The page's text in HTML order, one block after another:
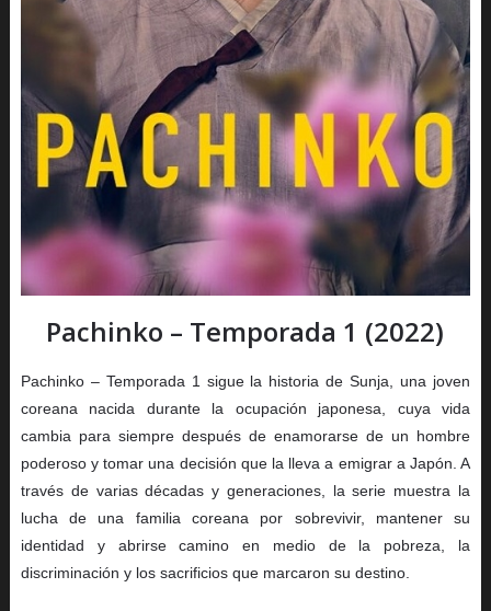
Pachinko – Temporada 1 (2022)
Pachinko – Temporada 1 sigue la historia de Sunja, una joven
coreana nacida durante la ocupación japonesa, cuya vida
cambia para siempre después de enamorarse de un hombre
poderoso y tomar una decisión que la lleva a emigrar a Japón. A
través de varias décadas y generaciones, la serie muestra la
lucha de una familia coreana por sobrevivir, mantener su
identidad y abrirse camino en medio de la pobreza, la
discriminación y los sacrificios que marcaron su destino.